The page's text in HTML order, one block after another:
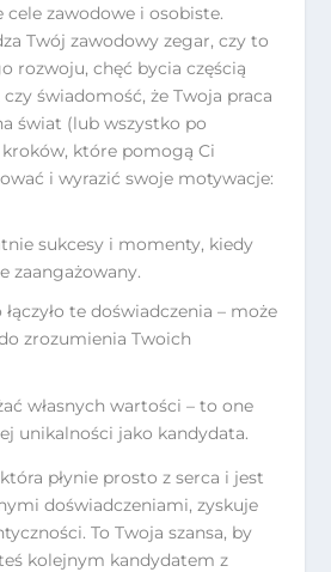
cele zawodowe i osobiste.
Twój zawodowy zegar, czy to
rozwoju, chęć bycia częścią
świadomość, że Twoja praca
świat (lub wszystko po
które pomogą Ci
i wyrazić swoje motywacje:
sukcesy i momenty, kiedy
zaangażowany.
te doświadczenia – może
zrozumienia Twoich
własnych wartości – to one
unikalności jako kandydata.
płynie prosto z serca i jest
doświadczeniami, zyskuje
To Twoja szansa, by
kolejnym kandydatem z